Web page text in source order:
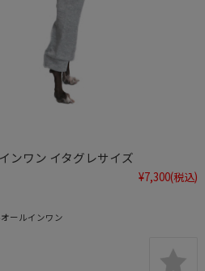
ンワン イタグレサイズ
¥7,300(税込)
ールインワン